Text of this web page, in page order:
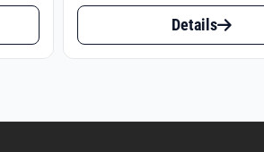
Dieses
Produkt
Details